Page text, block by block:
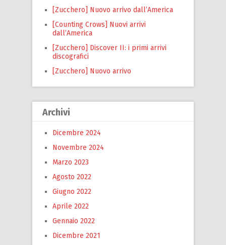
[Zucchero] Nuovo arrivo dall’America
[Counting Crows] Nuovi arrivi
dall’America
[Zucchero] Discover II: i primi arrivi
discografici
[Zucchero] Nuovo arrivo
Archivi
Dicembre 2024
Novembre 2024
Marzo 2023
Agosto 2022
Giugno 2022
Aprile 2022
Gennaio 2022
Dicembre 2021